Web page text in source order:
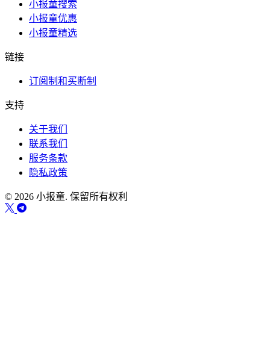
小报童搜索
小报童优惠
小报童精选
链接
订阅制和买断制
支持
关于我们
联系我们
服务条款
隐私政策
© 2026 小报童. 保留所有权利